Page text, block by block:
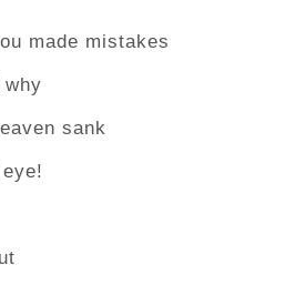
made mistakes
why
sank